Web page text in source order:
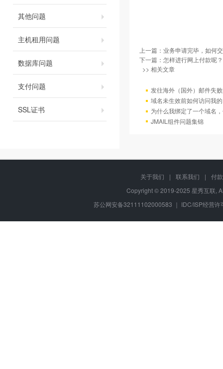
其他问题
主机租用问题
数据库问题
支付问题
SSL证书
上一篇： 业务申请完毕，如何
下一篇： 怎样进行网上付款呢？
>> 相关文章
发往海外（国外）邮件失
域名未生效前如何访问我
为什么我绑定了一个域名
JMAIL组件问题集锦
关于我们 | 联系我们 |
付
Copyright © 2019-2025 星秀互联,
苏公网安备32111102000583 ｜ IDC/ISP经营